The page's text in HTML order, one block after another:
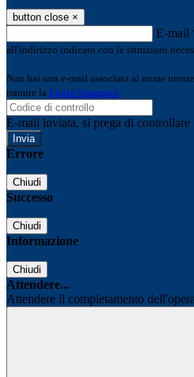
button close ×
E-mail
all'indirizzo indicato con le istruzioni
Non hai una e-mail associata al nome
tramite la Login Spaggiari
E-mail inviata, si prega di controllare
Errore
Chiudi
Successo
Chiudi
Informazione
Chiudi
Attendere...
Attendere il completamento